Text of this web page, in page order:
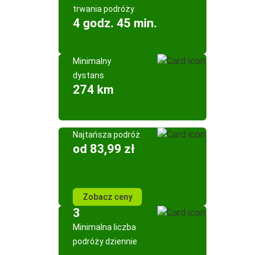
trwania podróży
4 godz. 45 min.
Minimalny
dystans
274 km
Najtańsza podróż
od 83,99 zł
Zobacz ceny
3
Minimalna liczba
podróży dziennie